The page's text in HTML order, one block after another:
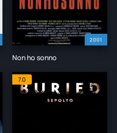
2001
Non ho sonno
7.0